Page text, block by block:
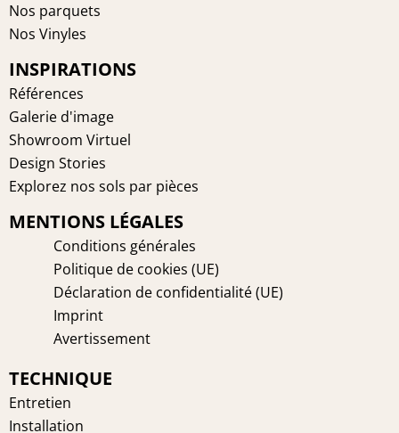
k
Nos parquets
Nos Vinyles
INSPIRATIONS
Références
Galerie d'image
Showroom Virtuel
Design Stories
Explorez nos sols par pièces
MENTIONS LÉGALES
Conditions générales
Politique de cookies (UE)
Déclaration de confidentialité (UE)
Imprint
Avertissement
TECHNIQUE
Entretien
Installation